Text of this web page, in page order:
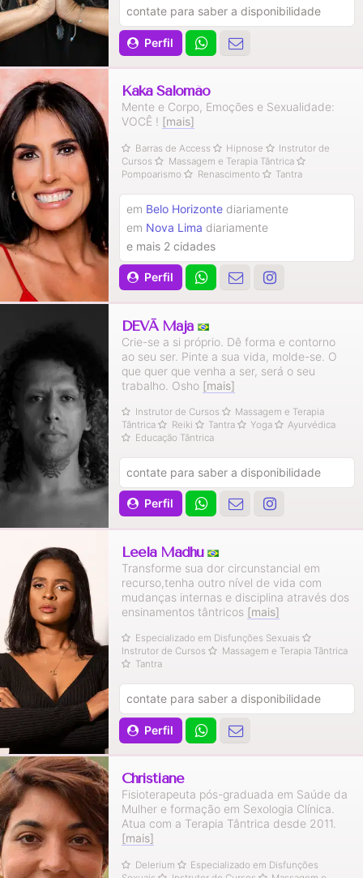
Perfil
contate para saber a disponibilidade
Kaka Salomão
Mente e Corpo, Emoções e Sexualidade:
VOCÊ ! [mais]
Barras de Access Hipnose
Instrutor de
Cursos
Massagem e Terapia Tântrica
Pompoarismo
Renascimento Tantra
Perfil
em Belo Horizonte diariamente
em Nova Lima diariamente
e mais 2 cidades
DEVĀ Mājā
Crie-se a si próprio. Dê forma e contorno
ao seu ser. Pinte a sua vida, molde-se. O
que quer que venha a ser, será o seu
trabalho. Osho [mais]
Instrutor de Cursos
Massagem e Terapia
Tântrica
Reiki Tantra Yoga
Ayurvédica
Educação Tântrica
Perfil
contate para saber a disponibilidade
Leela Madhu
Transforme sua dor circunstancial em
recurso,tenha outro nível de vida com
mudanças internas e disciplina através dos
ensinamentos tântricos [mais]
Especializado em Disfunções Sexuais
Instrutor de Cursos
Massagem e Terapia Tântrica
Tantra
Perfil
contate para saber a disponibilidade
Christiane
Fisioterapeuta pós-graduada em Saúde da
Mulher e formação em Sexologia Clínica.
Atua com a Terapia Tântrica desde 2011.
[mais]
Delerium
Especializado em Disfunções